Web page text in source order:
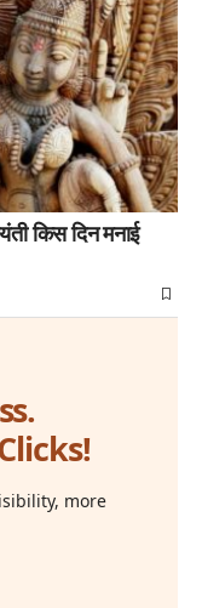
किस दिन मनाई
more